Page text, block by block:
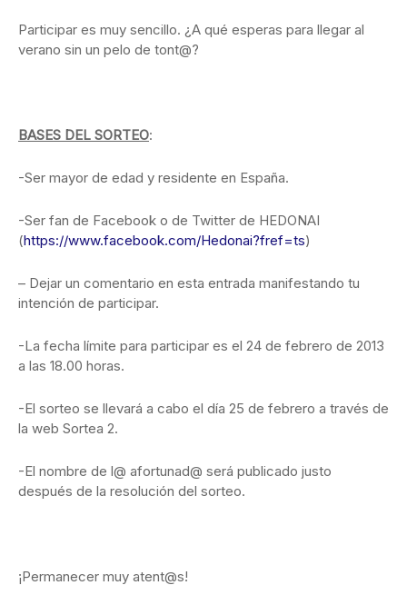
Participar es muy sencillo. ¿A qué esperas para llegar al
verano sin un pelo de tont@?
BASES DEL SORTEO:
-Ser mayor de edad y residente en España.
-Ser fan de Facebook o de Twitter de HEDONAI
(https://www.facebook.com/Hedonai?fref=ts)
– Dejar un comentario en esta entrada manifestando tu
intención de participar.
-La fecha límite para participar es el 24 de febrero de 2013
a las 18.00 horas.
-El sorteo se llevará a cabo el día 25 de febrero a través de
la web Sortea 2.
-El nombre de l@ afortunad@ será publicado justo
después de la resolución del sorteo.
¡Permanecer muy atent@s!